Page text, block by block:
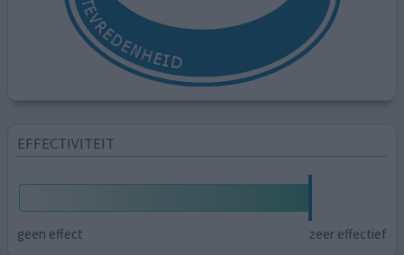
EFFECTIVITEIT
geen effect zeer effectief